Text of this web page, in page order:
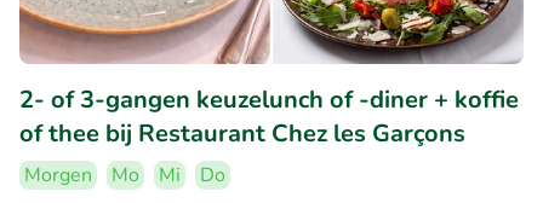
2- of 3-gangen keuzelunch of -diner + koffie
of thee bij Restaurant Chez les Garçons
Morgen Mo Mi
Do